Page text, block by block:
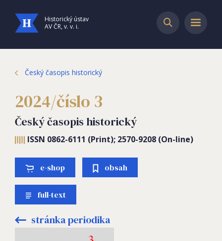
Historický ústav
AV ČR, v. v. i.
Český časopis historický
2024/číslo 3
Český časopis historický
ISSN 0862-6111 (Print); 2570-9208 (On-line)
e-shop obsah
full-text
stránka periodika